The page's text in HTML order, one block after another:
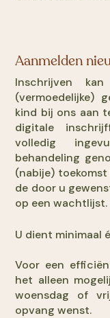
Aanmelden
Inschrijven
(vermoedelijke)
kind bij ons aan
digitale
volledig
behandeling
(nabije)
de door u
op een wachtlijst.
U dient minimaal
Voor een
het alleen
woensdag of
opvang wenst.